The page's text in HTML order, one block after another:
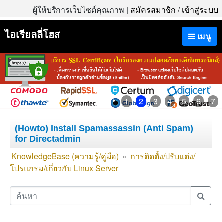
ผู้ให้บริการเว็บไซต์คุณภาพ | สมัครสมาชิก /เข้าสู่ระบบ
เมนู
ไอเรียลลี่โฮส
1 2 3 4 5 6 7
(Howto) Install Spamassassin (Anti Spam)
for Directadmin
KnowledgeBase (ความรู้/คู่มือ) » การติดตั้ง/ปรับแต่ง/
โปรแกรม/เกี่ยวกับ Linux Server